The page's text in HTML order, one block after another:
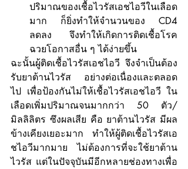
ปริมาณของเชื้อไวรัสเอชไอวีในเลือด
มาก ก็ยิ่งทำให้จำนวนของ CD4
ลดลง จึงทำให้เกิดการติดเชื้อโรค
ฉวยโอกาสอื่น ๆ ได้ง่ายขึ้น
ฉะนั้นผู้ติดเชื้อไวรัสเอชไอวี จึงจำเป็นต้อง
รับยาต้านไวรัส อย่างต่อเนื่องและตลอด
ไป เพื่อป้องกันไม่ให้เชื้อไวรัสเอชไอวี ใน
เลือดเพิ่มปริมาณจนมากกว่า 50 ตัว/
มิลลิลิตร ซึงผลเสีย คือ ยาต้านไวรัส มีผล
ข้างเคียงเยอะมาก ทำให้ผู้ติดเชื้อไวรัสเอ
ชไอวีมากมาย ไม่ต้องการที่จะใช้ยาต้าน
ไวรัส แต่ในปัจจุบันมีอีกหลายช่องทางเพื่อ